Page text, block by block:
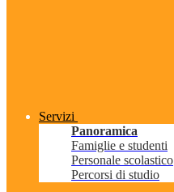
Servizi
Panoramica
Famiglie e studenti
Personale scolastico
Percorsi di studio